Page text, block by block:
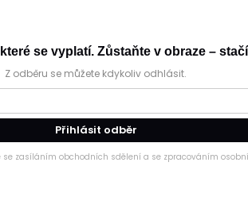
se vyplatí. Zůstaňte v obraze –
Z odběru se můžete kdykoliv odhlásit.
Přihlásit odběr
zasíláním obchodních sdělení a se zpracováním